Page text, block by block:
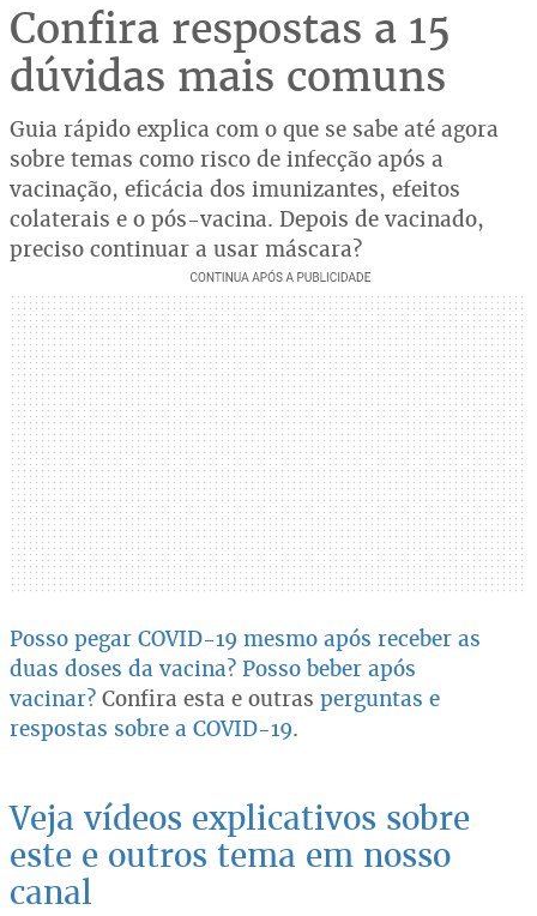
Confira respostas a 15
dúvidas mais comuns
Guia rápido explica com o que se sabe até agora
sobre temas como risco de infecção após a
vacinação, eficácia dos imunizantes, efeitos
colaterais e o pós-vacina. Depois de vacinado,
preciso continuar a usar máscara?
Posso pegar COVID-19 mesmo após receber as
duas doses da vacina? Posso beber após
vacinar? Confira esta e outras perguntas e
respostas sobre a COVID-19.
Veja vídeos explicativos sobre
este e outros tema em nosso
canal